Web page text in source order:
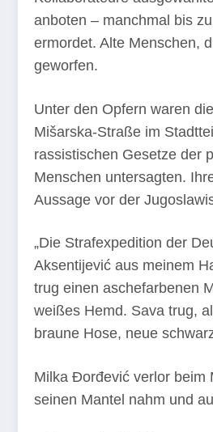
anboten – manchmal bis
ermordet. Alte Menschen,
geworfen.
Unter den Opfern waren
Mišarska-Straße im
rassistischen Gesetze der
Menschen untersagten.
Aussage vor der
„Die Strafexpedition der
Aksentijević aus meinem
trug einen aschefarbenen
weißes Hemd. Sava trug,
braune Hose, neue
Milka Đorđević verlor beim
seinen Mantel nahm und